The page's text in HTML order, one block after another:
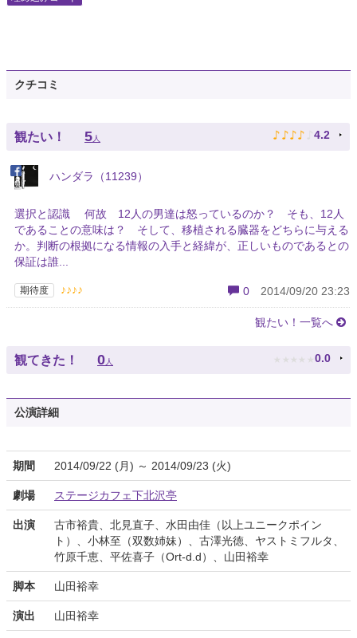
クチコミ
観たい！ 5人 ♪ ♪ ♪ ♪ ♪ 4.2
ハンダラ（11239）
選択と認識 何故 12人の男達は怒っているのか？ そも、12人
であることの意味は？ そして、移植される臓器をどちらに与える
か。判断の根拠になる情報の入手と経緯が、正しいものであるとの
保証は誰...
期待度 ♪♪♪♪ 0 2014/09/20 23:23
観たい！一覧へ
観てきた！ 0人 ★ ★ ★ ★ ★ 0.0
公演詳細
期間 2014/09/22 (月) ～ 2014/09/23 (火)
劇場 ステージカフェ下北沢亭
出演
古市裕貴、北見直子、水田由佳（以上ユニークポイン
ト）、小林至（双数姉妹）、古澤光徳、ヤストミフルタ、
竹原千恵、平佐喜子（Ort-d.d）、山田裕幸
脚本 山田裕幸
演出 山田裕幸